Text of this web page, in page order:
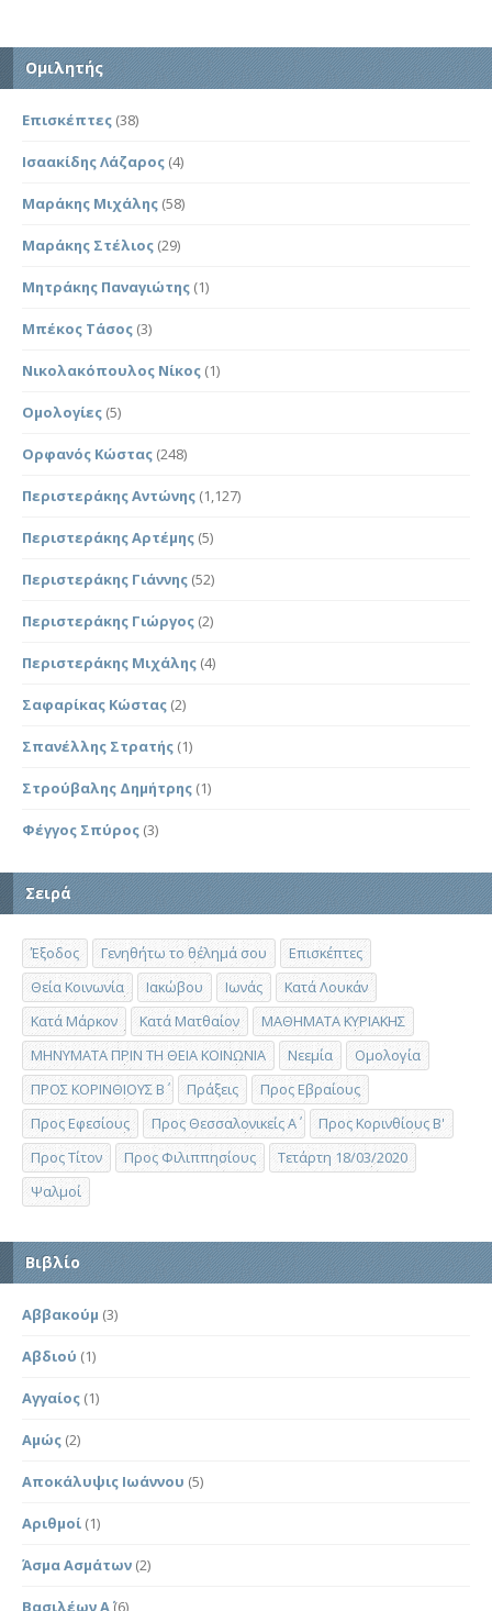
Ομιλητής
Επισκέπτες (38)
Ισαακίδης Λάζαρος (4)
Μαράκης Μιχάλης (58)
Μαράκης Στέλιος (29)
Μητράκης Παναγιώτης (1)
Μπέκος Τάσος (3)
Νικολακόπουλος Νίκος (1)
Ομολογίες (5)
Ορφανός Κώστας (248)
Περιστεράκης Αντώνης (1,127)
Περιστεράκης Αρτέμης (5)
Περιστεράκης Γιάννης (52)
Περιστεράκης Γιώργος (2)
Περιστεράκης Μιχάλης (4)
Σαφαρίκας Κώστας (2)
Σπανέλλης Στρατής (1)
Στρούβαλης Δημήτρης (1)
Φέγγος Σπύρος (3)
Σειρά
Έξοδος Γενηθήτω το θέλημά σου
Επισκέπτες
Θεία Κοινωνία
Ιακώβου Ιωνάς
Κατά Λουκάν
Κατά Μάρκον
Κατά Ματθαίον
ΜΑΘΗΜΑΤΑ ΚΥΡΙΑΚΗΣ
ΜΗΝΥΜΑΤΑ ΠΡΙΝ ΤΗ ΘΕΙΑ ΚΟΙΝΩΝΙΑ
Νεεμία
Ομολογία
ΠΡΟΣ ΚΟΡΙΝΘΙΟΥΣ Β΄
Πράξεις
Προς Εβραίους
Προς Εφεσίους
Προς Θεσσαλονικείς Α΄
Προς Κορινθίους Β'
Προς Τίτον
Προς Φιλιππησίους
Τετάρτη 18/03/2020
Ψαλμοί
Βιβλίο
Αββακούμ (3)
Αβδιού (1)
Αγγαίος (1)
Αμώς (2)
Αποκάλυψις Ιωάννου (5)
Αριθμοί (1)
Άσμα Ασμάτων (2)
Βασιλέων Α΄(6)